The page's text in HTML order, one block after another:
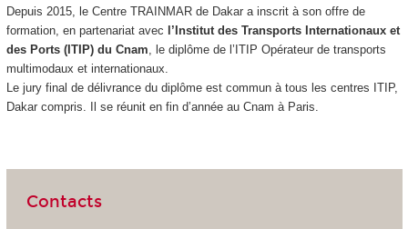
Depuis 2015, le Centre TRAINMAR de Dakar a inscrit à son offre de
formation, en partenariat avec
l’Institut des Transports Internationaux et
des Ports (ITIP) du Cnam , le diplôme de l’ITIP Opérateur de transports
multimodaux et internationaux.
Le jury final de délivrance du diplôme est commun à tous les centres ITIP,
Dakar compris. Il se réunit en fin d’année au Cnam à Paris.
Contacts